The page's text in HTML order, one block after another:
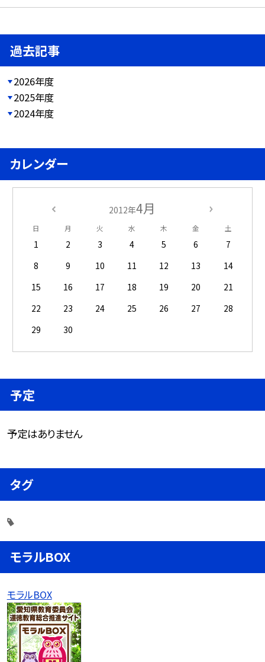
過去記事
2026年度
2025年度
2024年度
カレンダー
2012年4月
日 月 火 水 木 金 土
1 2 3 4 5 6
7
8
9 10 11 12 13
14
15
16 17 18 19 20
21
22
23 24 25 26 27
28
29
30
予定
予定はありません
タグ
モラルBOX
モラルBOX